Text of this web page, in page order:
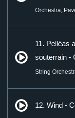
Orchestra,
11. Pelléas
souterrain -
String
12. Wind -